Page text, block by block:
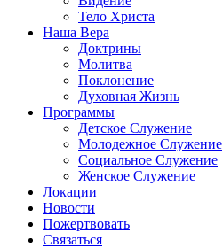
Тело Христа
Наша Вера
Доктрины
Молитва
Поклонение
Духовная Жизнь
Программы
Детское Служение
Молодежное Служение
Социальное Служение
Женское Служение
Локации
Новости
Пожертвовать
Связаться